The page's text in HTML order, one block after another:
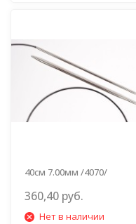
40см 7.00мм /4070/
360,40 руб.
Нет в наличии